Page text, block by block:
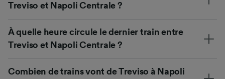
Treviso et Napoli Centrale ?
À quelle heure circule le dernier train entre
Treviso et Napoli Centrale ?
Combien de trains vont de Treviso à Napoli